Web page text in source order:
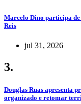
Marcelo Dino participa de
Reis
jul 31, 2026
3.
Douglas Ruas apresenta
organizado e retomar